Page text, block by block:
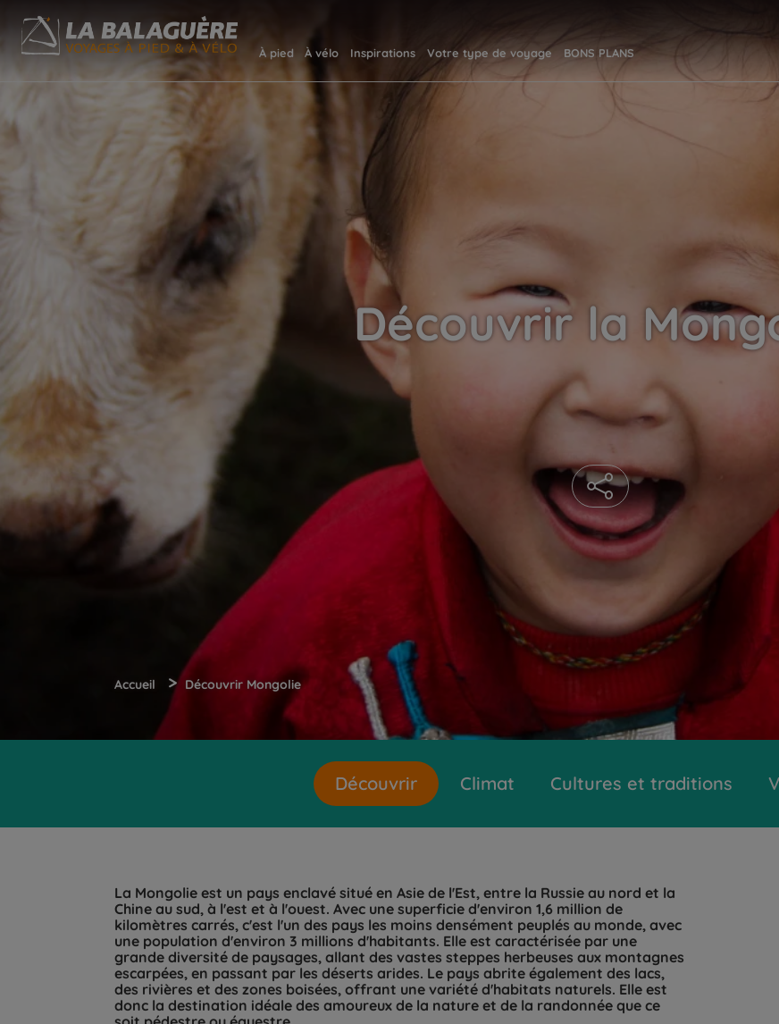
À pied À vélo Inspirations Votre type de voyage BONS PLANS
Découvrir la
Accueil > Découvrir Mongolie
Découvrir Climat Cultures et traditions
La Mongolie est un pays enclavé situé en Asie de l'Est, entre la Russie au nord et la
Chine au sud, à l'est et à l'ouest. Avec une superficie d'environ 1,6 million de
kilomètres carrés, c'est l'un des pays les moins densément peuplés au monde, avec
une population d'environ 3 millions d'habitants. Elle est caractérisée par une
grande diversité de paysages, allant des vastes steppes herbeuses aux montagnes
escarpées, en passant par les déserts arides. Le pays abrite également des lacs,
des rivières et des zones boisées, offrant une variété d'habitats naturels. Elle est
donc la destination idéale des amoureux de la nature et de la randonnée que ce